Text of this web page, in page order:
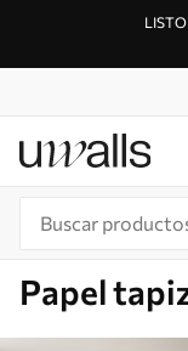
LISTO
Papel